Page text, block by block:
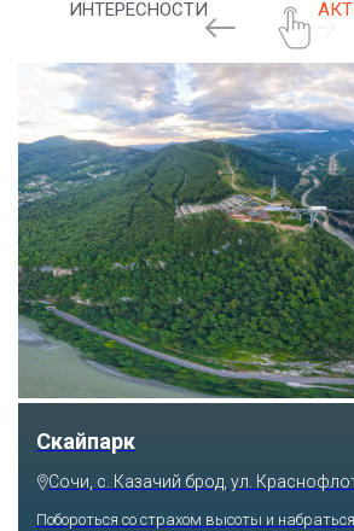
ИНТЕРЕСНОСТИ
Скайпарк
Сочи, с. Казачий брод, ул.
Побороться со страхом высоты и